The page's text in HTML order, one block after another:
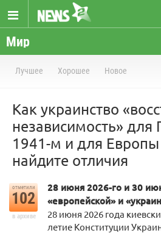
Мир
Лучшее Хорошее Новое
Как украинство
независимость» для
1941-м и для
найдите отличия
отметили
102
в архиве
28 июня 2026-го и 30
«европейской» и
28 июня 2026 года
летие Конституции